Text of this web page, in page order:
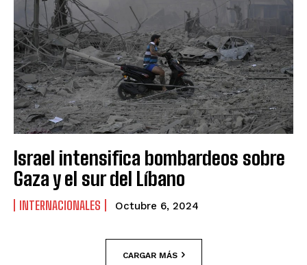
Israel intensifica bombardeos sobre
Gaza y el sur del Líbano
INTERNACIONALES Octubre 6, 2024
CARGAR MÁS